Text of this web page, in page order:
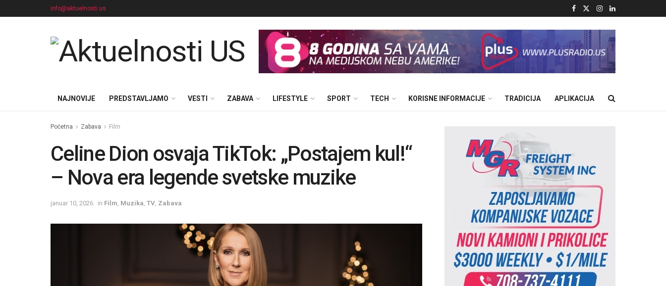
info@aktuelnosti.us
NAJNOVIJE PREDSTAVLJAMO VESTI ZABAVA LIFESTYLE SPORT TECH KORISNE INFORMACIJE TRADICIJA APLIKACIJA
Početna Zabava Film
Celine Dion osvaja TikTok: „Postajem kul!“
– Nova era legende svetske muzike
januar 10, 2026 in Film Muzika TV Zabava